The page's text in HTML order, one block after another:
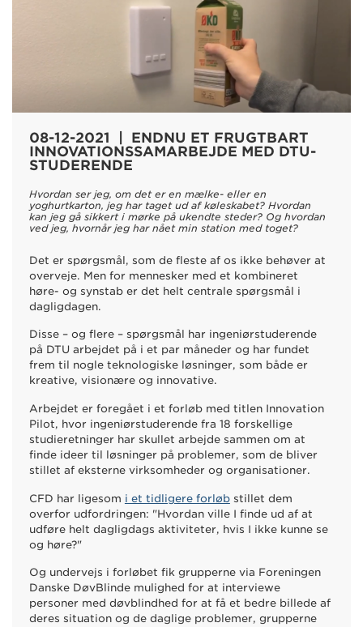
08-12-2021 | ENDNU ET FRUGTBART
INNOVATIONSSAMARBEJDE MED DTU-
STUDERENDE
Hvordan ser jeg, om det er en mælke- eller en
yoghurtkarton, jeg har taget ud af køleskabet? Hvordan
kan jeg gå sikkert i mørke på ukendte steder? Og hvordan
ved jeg, hvornår jeg har nået min station med toget?
Det er spørgsmål, som de fleste af os ikke behøver at
overveje. Men for mennesker med et kombineret
høre- og synstab er det helt centrale spørgsmål i
dagligdagen.
Disse – og flere – spørgsmål har ingeniørstuderende
på DTU arbejdet på i et par måneder og har fundet
frem til nogle teknologiske løsninger, som både er
kreative, visionære og innovative.
Arbejdet er foregået i et forløb med titlen Innovation
Pilot, hvor ingeniørstuderende fra 18 forskellige
studieretninger har skullet arbejde sammen om at
finde ideer til løsninger på problemer, som de bliver
stillet af eksterne virksomheder og organisationer.
CFD har ligesom i et tidligere forløbstillet dem
overfor udfordringen: "Hvordan ville I finde ud af at
udføre helt dagligdags aktiviteter, hvis I ikke kunne se
og høre?"
Og undervejs i forløbet fik grupperne via Foreningen
Danske DøvBlinde mulighed for at interviewe
personer med døvblindhed for at få et bedre billede af
deres situation og de daglige problemer, grupperne